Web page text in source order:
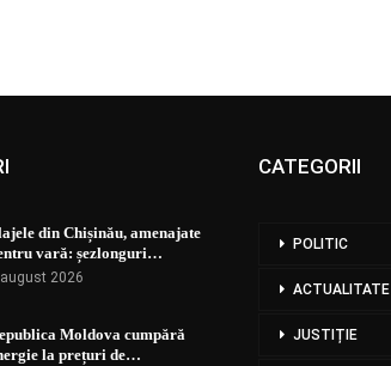
din Chișinău, amenajate
vară: șezlonguri…
2026
Moldova cumpără
la prețuri de…
CATEGORII
POLITIC
ACTUALITATE
JUSTIȚIE